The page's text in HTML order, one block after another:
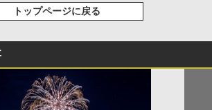
トップページに戻る